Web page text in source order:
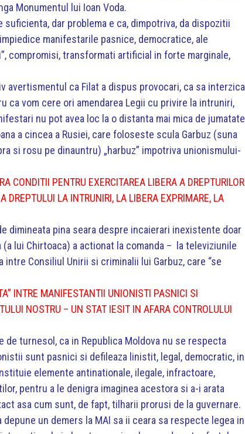
Monumentul lui Ioan Voda.
dar problema e ca, dimpotriva, da dispozitii
manifestarile pasnice, democratice, ale
compromisi, transformati artificial in forte marginale,
ca Filat a dispus provocari, ca sa interzica
ca vom cere ori amendarea Legii cu privire la intruniri,
nu pot avea loc la o distanta mai mica de jumatate
a cincea a Rusiei, care foloseste scula Garbuz (suna
si rosu pe dinauntru) „harbuz” impotriva unionismului-
CONDITII PENTRU EXERCITAREA LIBERA A DREPTURILOR
DREPTULUI LA INTRUNIRI, LA LIBERA EXPRIMARE, LA
pina seara despre incaierari inexistente doar
lui Chirtoaca) a actionat la comanda – la televiziunile
Consiliul Unirii si criminalii lui Garbuz, care “se
INTRE MANIFESTANTII UNIONISTI PASNICI SI
NOSTRU – UN STAT IESIT IN AFARA CONTROLULUI
de turnesol, ca in Republica Moldova nu se respecta
sunt pasnici si defileaza linistit, legal, democratic, in
elemente antinationale, ilegale, infractoare,
pentru a le denigra imaginea acestora si a-i arata
asa cum sunt, de fapt, tilharii prorusi de la guvernare.
un demers la MAI sa ii ceara sa respecte legea in